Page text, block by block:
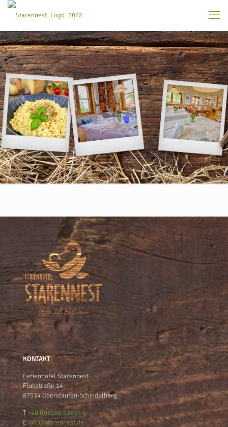
KONTAKT
Ferienhotel Starennest
Fluhstraße 14
87534 Oberstaufen-Schindelberg
T +49 (0)8386 93936-0
Einfo@starennest.de